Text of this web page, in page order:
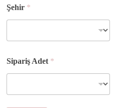
d
Şehir *
Sipariş Adet *